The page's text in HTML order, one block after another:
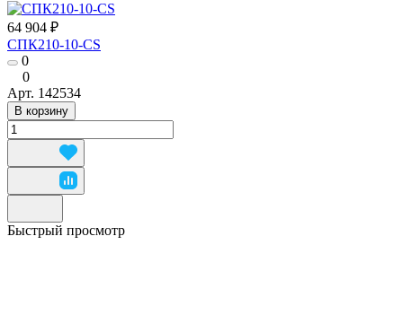
64 904 ₽
СПК210-10-CS
0
0
Арт. 142534
В корзину
Быстрый просмотр